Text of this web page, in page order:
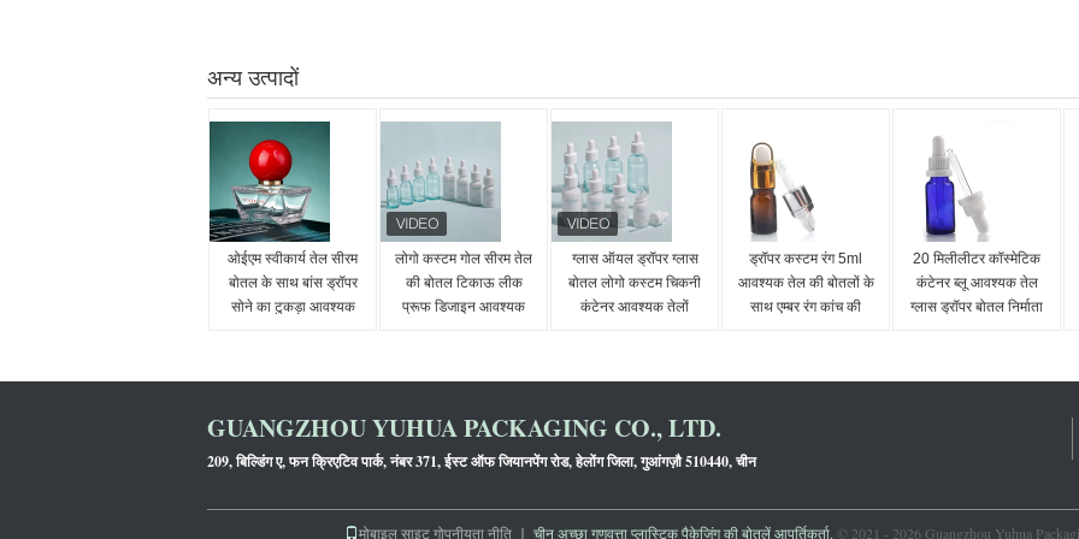
अन्य उत्पादों
ओईएम स्वीकार्य तेल सीरम
बोतल के साथ बांस ड्रॉपर
सोने का टुकड़ा आवश्यक
देखभाल
लोगो कस्टम गोल सीरम तेल
की बोतल टिकाऊ लीक
प्रूफ डिजाइन आवश्यक
पैकेजिंग
ग्लास ऑयल ड्रॉपर ग्लास
बोतल लोगो कस्टम चिकनी
कंटेनर आवश्यक तेलों
किया गया
ड्रॉपर कस्टम रंग 5ml
आवश्यक तेल की बोतलों के
साथ एम्बर रंग कांच की
20 मिलीलीटर कॉस्मेटिक
कंटेनर ब्लू आवश्यक तेल
ग्लास ड्रॉपर बोतल निर्माता
GUANGZHOU YUHUA PACKAGING CO., LTD.
209, बिल्डिंग ए, फन क्रिएटिव पार्क, नंबर 371, ईस्ट ऑफ जियानपेंग रोड, हेलोंग जिला, गुआंगज़ौ 510440, चीन
मोबाइल साइट गोपनीयता नीति｜ चीन अच्छा गुणवत्ता प्लास्टिक पैकेजिंग की बोतलें आपूर्तिकर्ता. © 2021 - 2026 Guangzhou Yuhua